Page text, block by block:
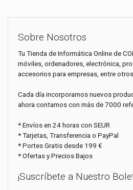
Sobre Nosotros
Tu Tienda de Informática Online de
móviles, ordenadores, electrónica,
accesorios para empresas, entre
Cada día incorporamos nuevos
ahora contamos con más de 7000
* Envíos en 24 horas con SEUR
* Tarjetas, Transferencia o PayPal
* Portes Gratis desde 199 €
* Ofertas y Precios Bajos
¡Suscríbete a Nuestro